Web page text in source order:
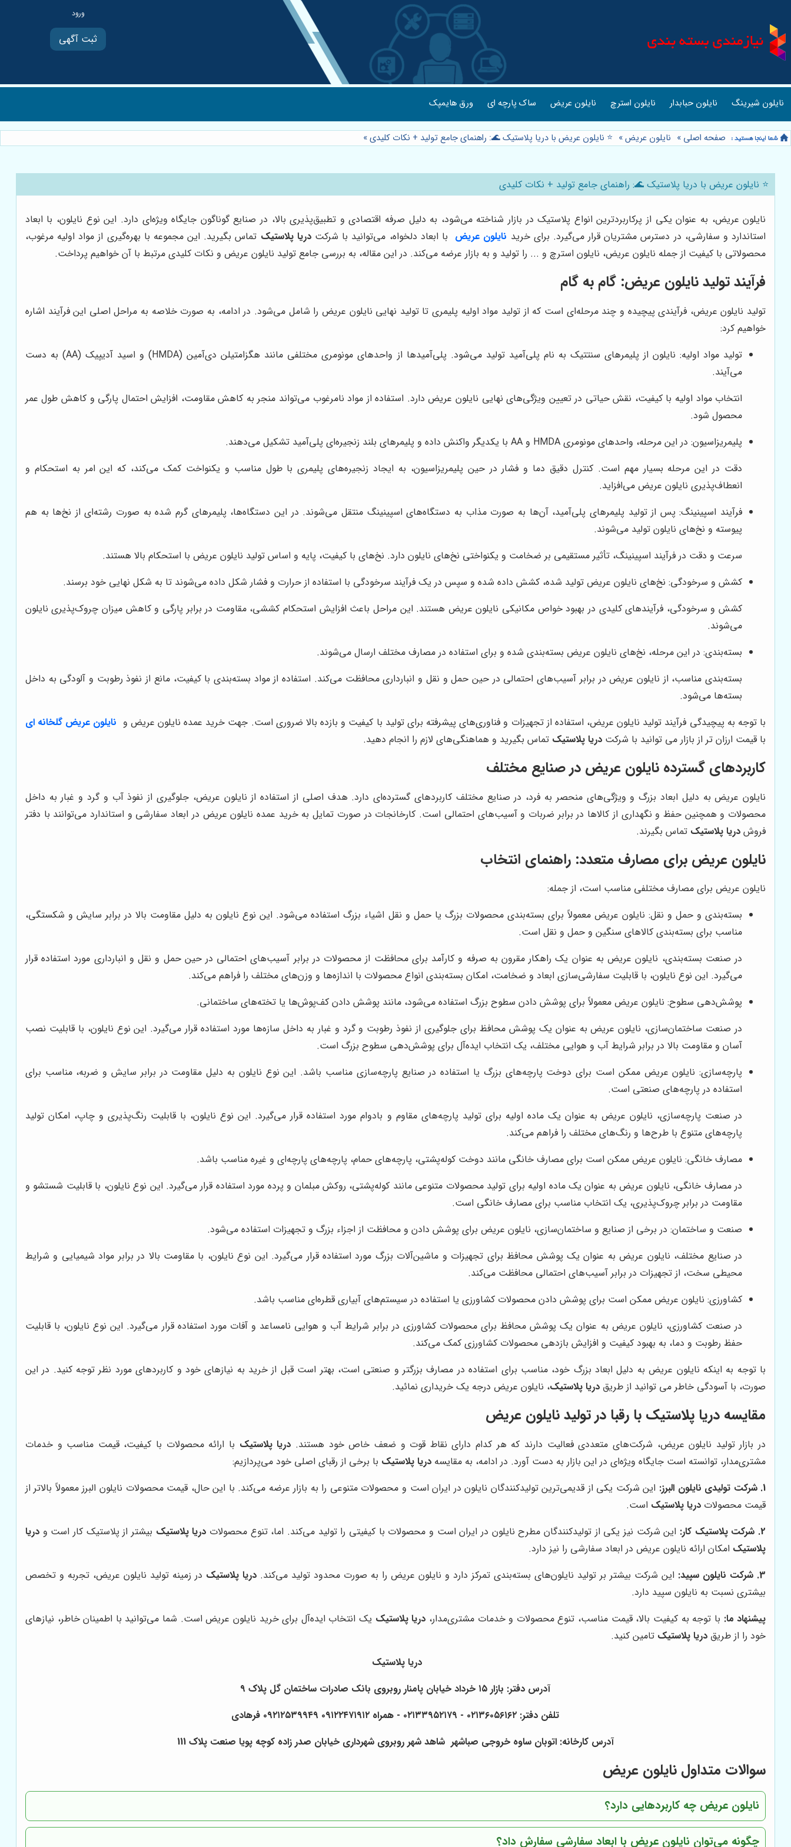
ثبت آگهی
نایلون شیرینگ نایلون حبابدار نایلون استرچ نایلون عریض ساک پارچه ای ورق هایمپک
صفحه اصلی » نایلون عریض» ⭐️ نایلون عریض با دریا پلاستیک 🌊: راهنمای جامع تولید + نکات کلیدی»
⭐️ نایلون عریض با دریا پلاستیک 🌊: راهنمای جامع تولید + نکات کلیدی
نایلون عریض، به عنوان یکی از پرکاربردترین انواع پلاستیک در بازار شناخته می‌شود، به دلیل صرفه اقتصادی و تطبیق‌پذیری بالا، در صنایع گوناگون جایگاه ویژه‌ای دارد. این نوع نایلون، با ابعاد
استاندارد و سفارشی، در دسترس مشتریان قرار می‌گیرد. برای خرید نایلون عریض با ابعاد دلخواه، می‌توانید با شرکتدریا پلاستیک تماس بگیرید. این مجموعه با بهره‌گیری از مواد اولیه مرغوب،
محصولاتی با کیفیت از جمله نایلون عریض، نایلون استرچ و ... را تولید و به بازار عرضه می‌کند. در این مقاله، به بررسی جامع تولید نایلون عریض و نکات کلیدی مرتبط با آن خواهیم پرداخت.
فرآیند تولید نایلون عریض: گام به گام
تولید نایلون عریض، فرآیندی پیچیده و چند مرحله‌ای است که از تولید مواد اولیه پلیمری تا تولید نهایی نایلون عریض را شامل می‌شود. در ادامه، به صورت خلاصه به مراحل اصلی این فرآیند اشاره
خواهیم کرد:
تولید مواد اولیه: نایلون از پلیمرهای سنتتیک به نام پلی‌آمید تولید می‌شود. پلی‌آمیدها از واحدهای مونومری مختلفی مانند هگزامتیلن دی‌آمین (HMDA) و اسید آدیپیک (AA) به دست
می‌آیند.
انتخاب مواد اولیه با کیفیت، نقش حیاتی در تعیین ویژگی‌های نهایی نایلون عریض دارد. استفاده از مواد نامرغوب می‌تواند منجر به کاهش مقاومت، افزایش احتمال پارگی و کاهش طول عمر
محصول شود.
پلیمریزاسیون: در این مرحله، واحدهای مونومری HMDA و AA با یکدیگر واکنش داده و پلیمرهای بلند زنجیره‌ای پلی‌آمید تشکیل می‌دهند.
دقت در این مرحله بسیار مهم است. کنترل دقیق دما و فشار در حین پلیمریزاسیون، به ایجاد زنجیره‌های پلیمری با طول مناسب و یکنواخت کمک می‌کند، که این امر به استحکام و
انعطاف‌پذیری نایلون عریض می‌افزاید.
فرآیند اسپینینگ: پس از تولید پلیمرهای پلی‌آمید، آن‌ها به صورت مذاب به دستگاه‌های اسپینینگ منتقل می‌شوند. در این دستگاه‌ها، پلیمرهای گرم شده به صورت رشته‌ای از نخ‌ها به هم
پیوسته و نخ‌های نایلون تولید می‌شوند.
سرعت و دقت در فرآیند اسپینینگ، تأثیر مستقیمی بر ضخامت و یکنواختی نخ‌های نایلون دارد. نخ‌های با کیفیت، پایه و اساس تولید نایلون عریض با استحکام بالا هستند.
کشش و سرخودگی: نخ‌های نایلون عریض تولید شده، کشش داده شده و سپس در یک فرآیند سرخودگی با استفاده از حرارت و فشار شکل داده می‌شوند تا به شکل نهایی خود برسند.
کشش و سرخودگی، فرآیندهای کلیدی در بهبود خواص مکانیکی نایلون عریض هستند. این مراحل باعث افزایش استحکام کششی، مقاومت در برابر پارگی و کاهش میزان چروک‌پذیری نایلون
می‌شوند.
بسته‌بندی: در این مرحله، نخ‌های نایلون عریض بسته‌بندی شده و برای استفاده در مصارف مختلف ارسال می‌شوند.
بسته‌بندی مناسب، از نایلون عریض در برابر آسیب‌های احتمالی در حین حمل و نقل و انبارداری محافظت می‌کند. استفاده از مواد بسته‌بندی با کیفیت، مانع از نفوذ رطوبت و آلودگی به داخل
بسته‌ها می‌شود.
با توجه به پیچیدگی فرآیند تولید نایلون عریض، استفاده از تجهیزات و فناوری‌های پیشرفته برای تولید با کیفیت و بازده بالا ضروری است. جهت خرید عمده نایلون عریض و نایلون عریض گلخانه ای
با قیمت ارزان تر از بازار می توانید با شرکت دریا پلاستیک تماس بگیرید و هماهنگی‌های لازم را انجام دهید.
کاربردهای گسترده نایلون عریض در صنایع مختلف
نایلون عریض به دلیل ابعاد بزرگ و ویژگی‌های منحصر به فرد، در صنایع مختلف کاربردهای گسترده‌ای دارد. هدف اصلی از استفاده از نایلون عریض، جلوگیری از نفوذ آب و گرد و غبار به داخل
محصولات و همچنین حفظ و نگهداری از کالاها در برابر ضربات و آسیب‌های احتمالی است. کارخانجات در صورت تمایل به خرید عمده نایلون عریض در ابعاد سفارشی و استاندارد می‌توانند با دفتر
فروش دریا پلاستیک تماس بگیرند.
نایلون عریض برای مصارف متعدد: راهنمای انتخاب
نایلون عریض برای مصارف مختلفی مناسب است، از جمله:
بسته‌بندی و حمل و نقل: نایلون عریض معمولاً برای بسته‌بندی محصولات بزرگ یا حمل و نقل اشیاء بزرگ استفاده می‌شود. این نوع نایلون به دلیل مقاومت بالا در برابر سایش و شکستگی،
مناسب برای بسته‌بندی کالاهای سنگین و حمل و نقل است.
در صنعت بسته‌بندی، نایلون عریض به عنوان یک راهکار مقرون به صرفه و کارآمد برای محافظت از محصولات در برابر آسیب‌های احتمالی در حین حمل و نقل و انبارداری مورد استفاده قرار
می‌گیرد. این نوع نایلون، با قابلیت سفارشی‌سازی ابعاد و ضخامت، امکان بسته‌بندی انواع محصولات با اندازه‌ها و وزن‌های مختلف را فراهم می‌کند.
پوشش‌دهی سطوح: نایلون عریض معمولاً برای پوشش دادن سطوح بزرگ استفاده می‌شود، مانند پوشش دادن کف‌پوش‌ها یا تخته‌های ساختمانی.
در صنعت ساختمان‌سازی، نایلون عریض به عنوان یک پوشش محافظ برای جلوگیری از نفوذ رطوبت و گرد و غبار به داخل سازه‌ها مورد استفاده قرار می‌گیرد. این نوع نایلون، با قابلیت نصب
آسان و مقاومت بالا در برابر شرایط آب و هوایی مختلف، یک انتخاب ایده‌آل برای پوشش‌دهی سطوح بزرگ است.
پارچه‌سازی: نایلون عریض ممکن است برای دوخت پارچه‌های بزرگ یا استفاده در صنایع پارچه‌سازی مناسب باشد. این نوع نایلون به دلیل مقاومت در برابر سایش و ضربه، مناسب برای
استفاده در پارچه‌های صنعتی است.
در صنعت پارچه‌سازی، نایلون عریض به عنوان یک ماده اولیه برای تولید پارچه‌های مقاوم و بادوام مورد استفاده قرار می‌گیرد. این نوع نایلون، با قابلیت رنگ‌پذیری و چاپ، امکان تولید
پارچه‌های متنوع با طرح‌ها و رنگ‌های مختلف را فراهم می‌کند.
مصارف خانگی: نایلون عریض ممکن است برای مصارف خانگی مانند دوخت کوله‌پشتی، پارچه‌های حمام، پارچه‌های پارچه‌ای و غیره مناسب باشد.
در مصارف خانگی، نایلون عریض به عنوان یک ماده اولیه برای تولید محصولات متنوعی مانند کوله‌پشتی، روکش مبلمان و پرده مورد استفاده قرار می‌گیرد. این نوع نایلون، با قابلیت شستشو و
مقاومت در برابر چروک‌پذیری، یک انتخاب مناسب برای مصارف خانگی است.
صنعت و ساختمان: در برخی از صنایع و ساختمان‌سازی، نایلون عریض برای پوشش دادن و محافظت از اجزاء بزرگ و تجهیزات استفاده می‌شود.
در صنایع مختلف، نایلون عریض به عنوان یک پوشش محافظ برای تجهیزات و ماشین‌آلات بزرگ مورد استفاده قرار می‌گیرد. این نوع نایلون، با مقاومت بالا در برابر مواد شیمیایی و شرایط
محیطی سخت، از تجهیزات در برابر آسیب‌های احتمالی محافظت می‌کند.
کشاورزی: نایلون عریض ممکن است برای پوشش دادن محصولات کشاورزی یا استفاده در سیستم‌های آبیاری قطره‌ای مناسب باشد.
در صنعت کشاورزی، نایلون عریض به عنوان یک پوشش محافظ برای محصولات کشاورزی در برابر شرایط آب و هوایی نامساعد و آفات مورد استفاده قرار می‌گیرد. این نوع نایلون، با قابلیت
حفظ رطوبت و دما، به بهبود کیفیت و افزایش بازدهی محصولات کشاورزی کمک می‌کند.
با توجه به اینکه نایلون عریض به دلیل ابعاد بزرگ خود، مناسب برای استفاده در مصارف بزرگتر و صنعتی است، بهتر است قبل از خرید به نیازهای خود و کاربردهای مورد نظر توجه کنید. در این
صورت، با آسودگی خاطر می توانید از طریق دریا پلاستیک، نایلون عریض درجه یک خریداری نمائید.
مقایسه دریا پلاستیک با رقبا در تولید نایلون عریض
در بازار تولید نایلون عریض، شرکت‌های متعددی فعالیت دارند که هر کدام دارای نقاط قوت و ضعف خاص خود هستند. دریا پلاستیک با ارائه محصولات با کیفیت، قیمت مناسب و خدمات
مشتری‌مدار، توانسته است جایگاه ویژه‌ای در این بازار به دست آورد. در ادامه، به مقایسه دریا پلاستیک با برخی از رقبای اصلی خود می‌پردازیم:
1. شرکت تولیدی نایلون البرز:
این شرکت یکی از قدیمی‌ترین تولیدکنندگان نایلون در ایران است و محصولات متنوعی را به بازار عرضه می‌کند. با این حال، قیمت محصولات نایلون البرز معمولاً بالاتر از
قیمت محصولات دریا پلاستیک است.
2. شرکت پلاستیک کار:
این شرکت نیز یکی از تولیدکنندگان مطرح نایلون در ایران است و محصولات با کیفیتی را تولید می‌کند. اما، تنوع محصولات دریا پلاستیک بیشتر از پلاستیک کار است ودریا
پلاستیک امکان ارائه نایلون عریض در ابعاد سفارشی را نیز دارد.
3. شرکت نایلون سپید:
این شرکت بیشتر بر تولید نایلون‌های بسته‌بندی تمرکز دارد و نایلون عریض را به صورت محدود تولید می‌کند.دریا پلاستیک در زمینه تولید نایلون عریض، تجربه و تخصص
بیشتری نسبت به نایلون سپید دارد.
پیشنهاد ما: با توجه به کیفیت بالا، قیمت مناسب، تنوع محصولات و خدمات مشتری‌مدار، دریا پلاستیک یک انتخاب ایده‌آل برای خرید نایلون عریض است. شما می‌توانید با اطمینان خاطر، نیازهای
خود را از طریق دریا پلاستیک تامین کنید.
دریا پلاستیک
آدرس دفتر: بازار ۱۵ خرداد خیابان پامنار روبروی بانک صادرات ساختمان گل پلاک ۹
تلفن دفتر: ۰۲۱۳۶۰۵۶۱۶۲ - ۰۲۱۳۳۹۵۲۱۷۹ - همراه ۰۹۱۲۲۴۷۱۹۱۲ ۰۹۲۱۲۵۳۹۹۴۹ فرهادی
آدرس کارخانه: اتوبان ساوه خروجی صباشهر شاهد شهر روبروی شهرداری خیابان صدر زاده کوچه پویا صنعت پلاک 111
سوالات متداول نایلون عریض
نایلون عریض چه کاربردهایی دارد؟
چگونه می‌توان نایلون عریض با ابعاد سفارشی سفارش داد؟